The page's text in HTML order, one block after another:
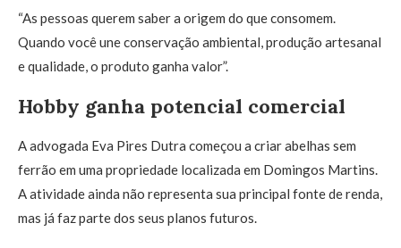
“As pessoas querem saber a origem do que consomem.
Quando você une conservação ambiental, produção artesanal
e qualidade, o produto ganha valor”.
Hobby ganha potencial comercial
A advogada Eva Pires Dutra começou a criar abelhas sem
ferrão em uma propriedade localizada em Domingos Martins.
A atividade ainda não representa sua principal fonte de renda,
mas já faz parte dos seus planos futuros.